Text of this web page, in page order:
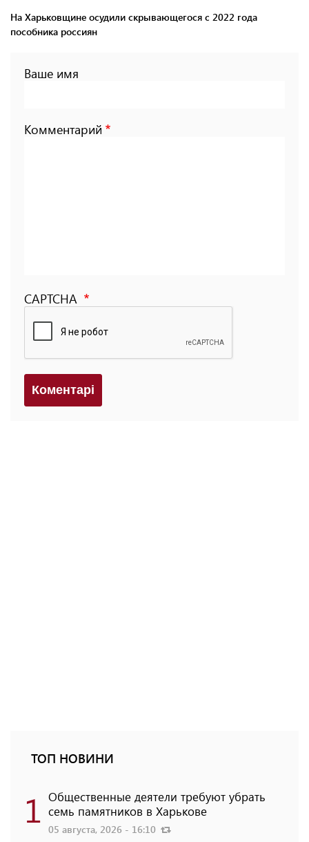
На Харьковщине осудили скрывающегося с 2022 года
пособника россиян
Ваше имя
Комментарий
CAPTCHA
Коментарi
ТОП НОВИНИ
1 Общественные деятели требуют убрать
семь памятников в Харькове
05 августа, 2026 - 16:10